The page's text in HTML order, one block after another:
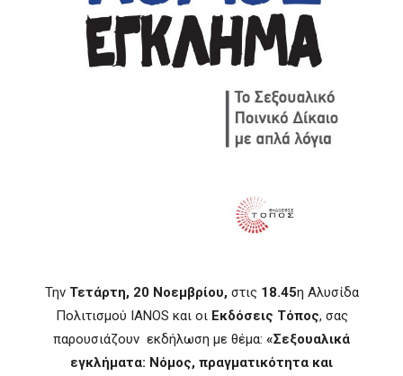
Την Τετάρτη, 20 Νοεμβρίου, στις 18.45η Αλυσίδα
Πολιτισμού IANOS και οι Εκδόσεις Τόπος, σας
παρουσιάζουν εκδήλωση με θέμα: «Σεξουαλικά
εγκλήματα: Νόμος, πραγματικότητα και